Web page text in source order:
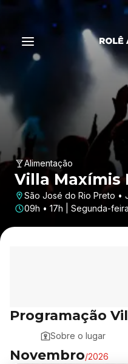
Alimentação
Villa
São José do Rio Preto •
09h • 17h | Segunda-
Programação
Sobre o lugar
Novembro/2026